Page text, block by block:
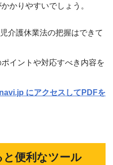
かりやすいでしょう。
介護休業法の把握はできて
イントや対応すべき内容を
にアクセスしてPDFを
と便利なツール